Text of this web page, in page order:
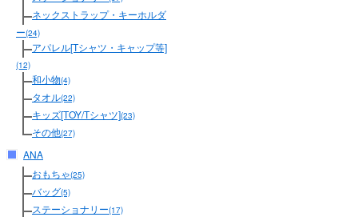
ネックストラップ・キーホルダ
ー(24)
アパレル[Tシャツ・キャップ等]
(12)
和小物(4)
タオル(22)
キッズ[TOY/Tシャツ](23)
その他(27)
ANA
おもちゃ(25)
バッグ(5)
ステーショナリー(17)